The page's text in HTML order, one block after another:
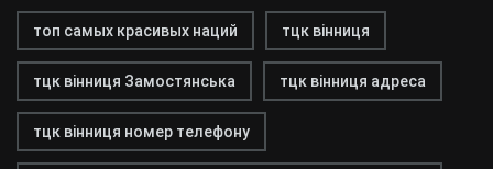
топ самых красивых наций тцк вінниця
тцк вінниця Замостянська тцк вінниця адреса
тцк вінниця номер телефону